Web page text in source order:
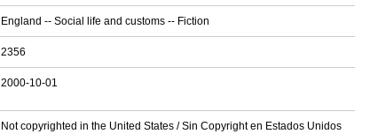
England -- Social life and customs -- Fiction
2356
2000-10-01
Not copyrighted in the United States / Sin Copyright en Estados Unidos